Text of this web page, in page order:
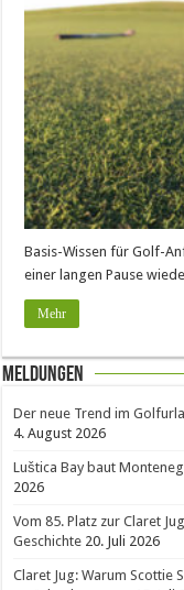
Basis-Wissen für Golf-
einer langen Pause
Mehr
Meldungen
Der neue Trend im
4. August 2026
Luštica Bay baut
2026
Vom 85. Platz zur Claret
Geschichte 20. Juli 2026
Claret Jug: Warum